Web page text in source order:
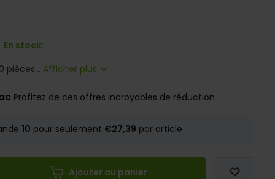
En stock:
pièces... Afficher plus
Profitez de ces offres incroyables de réduction
10 pour seulement €27,39 par article
Ajouter au panier